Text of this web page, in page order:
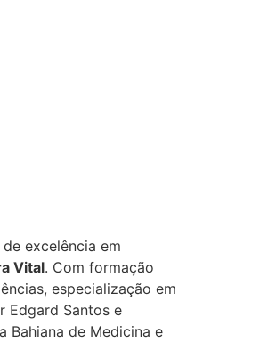
excelência em
Vital. Com formação
especialização em
Edgard Santos e
Bahiana de Medicina e